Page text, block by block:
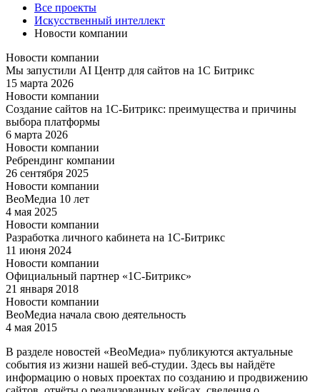
Все проекты
Искусственный интеллект
Новости компании
Новости компании
Мы запустили AI Центр для сайтов на 1С Битрикс
15 марта 2026
Новости компании
Создание сайтов на 1С‑Битрикс: преимущества и причины
выбора платформы
6 марта 2026
Новости компании
Ребрендинг компании
26 сентября 2025
Новости компании
ВеоМедиа 10 лет
4 мая 2025
Новости компании
Разработка личного кабинета на 1С-Битрикс
11 июня 2024
Новости компании
Официальный партнер «1С-Битрикс»
21 января 2018
Новости компании
ВеоМедиа начала свою деятельность
4 мая 2015
В разделе новостей «ВеоМедиа» публикуются актуальные
события из жизни нашей веб‑студии. Здесь вы найдёте
информацию о новых проектах по созданию и продвижению